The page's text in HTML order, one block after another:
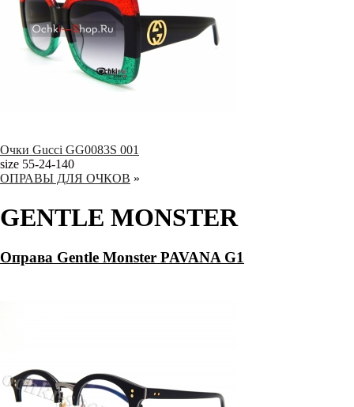
Очки Gucci GG0083S 001
size 55-24-140
ОПРАВЫ ДЛЯ ОЧКОВ »
GENTLE MONSTER
Оправа Gentle Monster PAVANA G1